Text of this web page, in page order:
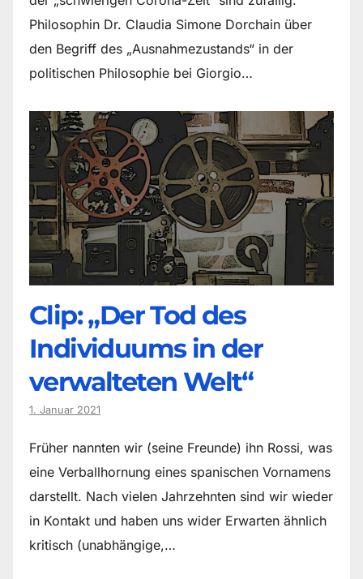
Philosophin Dr. Claudia Simone Dorchain über
den Begriff des „Ausnahmezustands“ in der
politischen Philosophie bei Giorgio…
Clip: „Der Tod des
Individuums in der
verwalteten Welt“
1. Januar 2021
Früher nannten wir (seine Freunde) ihn Rossi, was
eine Verballhornung eines spanischen Vornamens
darstellt. Nach vielen Jahrzehnten sind wir wieder
in Kontakt und haben uns wider Erwarten ähnlich
kritisch (unabhängige,…